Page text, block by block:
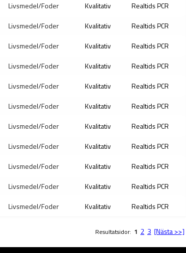
Livsmedel/Foder Kvalitativ
Realtids PCR
Livsmedel/Foder Kvalitativ
Realtids PCR
Livsmedel/Foder Kvalitativ
Realtids PCR
Livsmedel/Foder Kvalitativ
Realtids PCR
Livsmedel/Foder Kvalitativ
Realtids PCR
Livsmedel/Foder Kvalitativ
Realtids PCR
Livsmedel/Foder Kvalitativ
Realtids PCR
Livsmedel/Foder Kvalitativ
Realtids PCR
Livsmedel/Foder Kvalitativ
Realtids PCR
Livsmedel/Foder Kvalitativ
Realtids PCR
Livsmedel/Foder Kvalitativ Realtids PCR
Resultatsidor: 1 2 3 [Nästa >>]